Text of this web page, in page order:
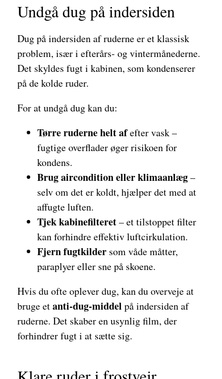
Undgå dug på indersiden
Dug på indersiden af ruderne er et klassisk
problem, især i efterårs- og vintermånederne.
Det skyldes fugt i kabinen, som kondenserer
på de kolde ruder.
For at undgå dug kan du:
Tørre ruderne helt afefter vask –
fugtige overflader øger risikoen for
kondens.
Brug aircondition eller klimaanlæg–
selv om det er koldt, hjælper det med at
affugte luften.
Tjek kabinefilteret– et tilstoppet filter
kan forhindre effektiv luftcirkulation.
Fjern fugtkilder som våde måtter,
paraplyer eller sne på skoene.
Hvis du ofte oplever dug, kan du overveje at
bruge etanti-dug-middel på indersiden af
ruderne. Det skaber en usynlig film, der
forhindrer fugt i at sætte sig.